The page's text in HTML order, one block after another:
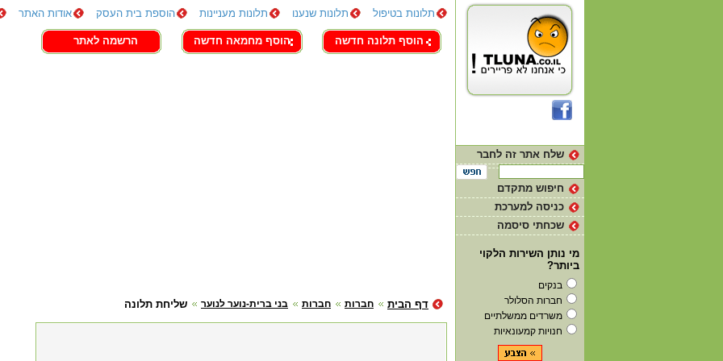
תלונות בטיפול תלונות שנענו תלונות מעניינות הוספת בית העסק אודות האתר
צור קשר
הוסף תלונה חדשה הוסף מחמאה חדשה הרשמה לאתר
שליחת תלונה בני ברית-נוער לנוער חברות חברות דף הבית
שלח אתר זה לחבר
חיפוש מתקדם
כניסה למערכת
שכחתי סיסמה
מי נותן השירות הלקוי
ביותר?
בנקים
חברות הסלולר
משרדים ממשלתיים
חנויות קמעונאיות